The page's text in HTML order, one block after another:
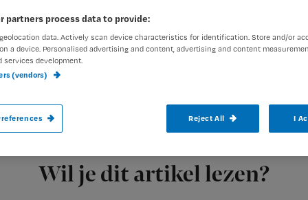
Wil je dit artikel lezen?
voordat je bloed toedient, welke
10 minuten en daarna en wat doe je bij
4 maaregelen om veilig bloed
partners process data to provide:
data. Actively scan device characteristics for identification. Store and/or
a device. Personalised advertising and content, advertising and content
services development.
(vendors)
Reject All I